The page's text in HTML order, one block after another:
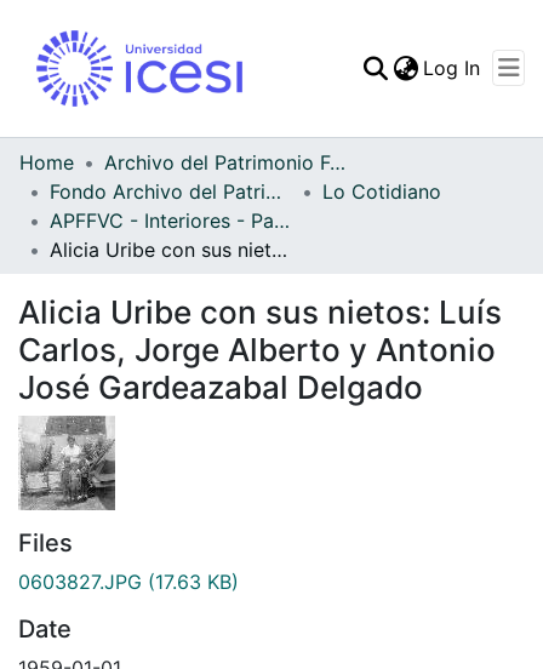
Statistics
Log In
Home
Archivo del Patrimonio Fotográfico y Fílmico del Valle del Cauca
Fondo Archivo del Patrimonio Fotográfico y Fílmico del Valle del Cauca
Lo Cotidiano
APFFVC - Interiores - Patrimonial
Alicia Uribe con sus nietos: Luís Carlos, Jorge Alberto y Antonio José Gardeazabal Delgado
Alicia Uribe con sus nietos: Luís
Carlos, Jorge Alberto y Antonio
José Gardeazabal Delgado
Files
0603827.JPG (17.63 KB)
Date